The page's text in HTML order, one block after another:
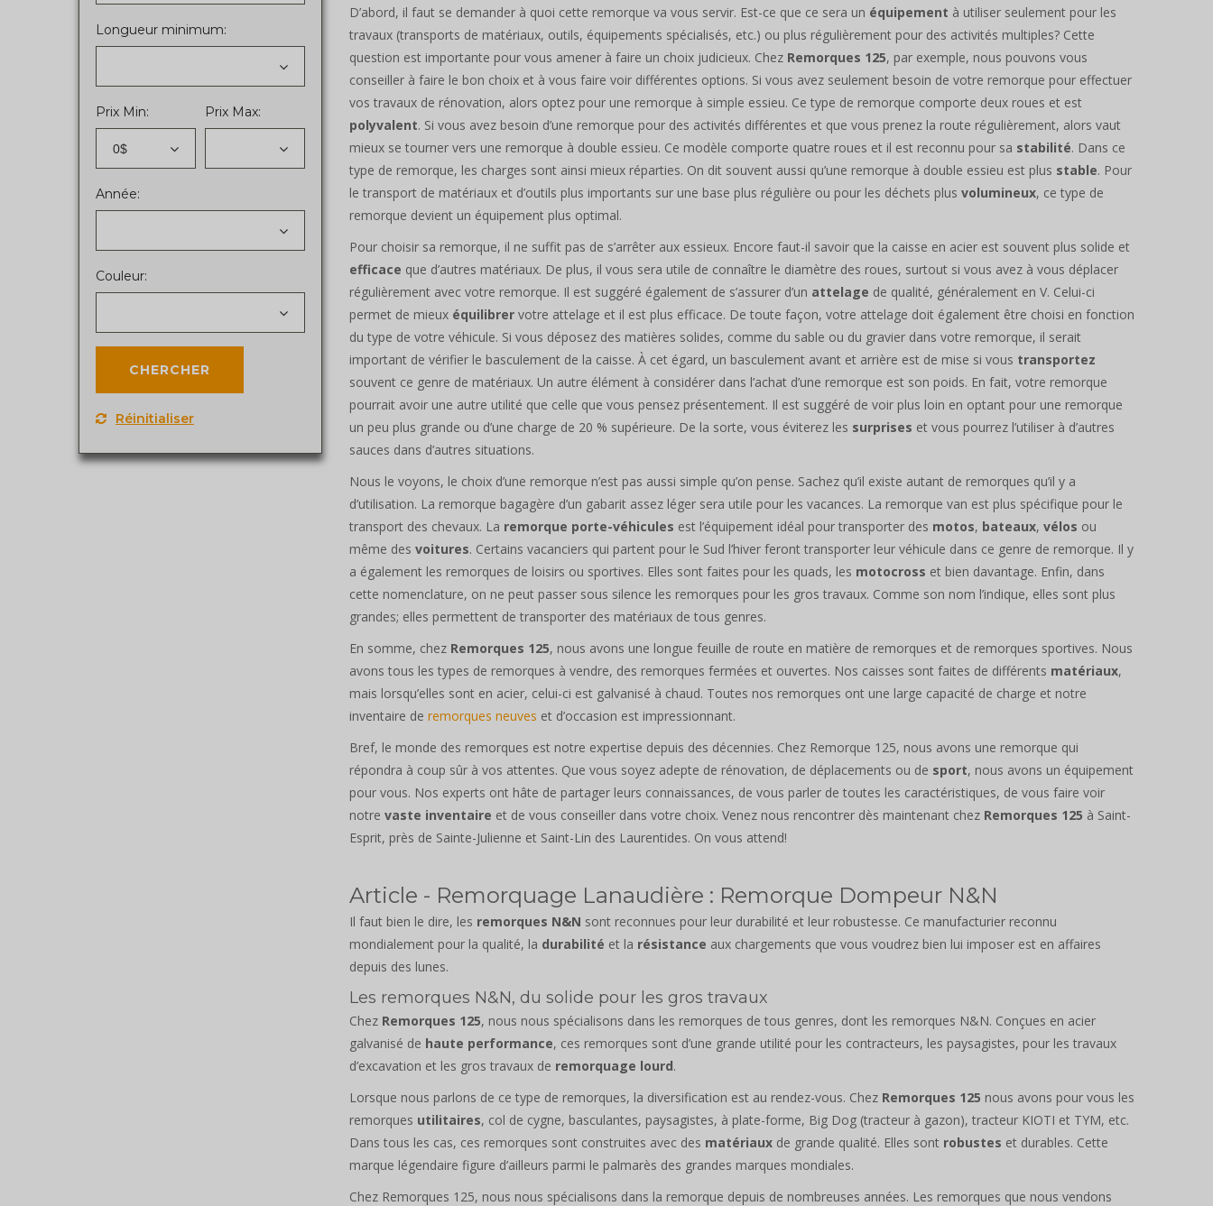
Longueur minimum:
Prix Min:
0$
Prix Max:
Année:
Couleur:
Réinitialiser
D’abord, il faut se demander à quoi cette remorque va vous servir. Est-ce que ce sera un équipement à utiliser seulement pour les
travaux (transports de matériaux, outils, équipements spécialisés, etc.) ou plus régulièrement pour des activités multiples? Cette
question est importante pour vous amener à faire un choix judicieux. Chez Remorques 125, par exemple, nous pouvons vous
conseiller à faire le bon choix et à vous faire voir différentes options. Si vous avez seulement besoin de votre remorque pour effectuer
vos travaux de rénovation, alors optez pour une remorque à simple essieu. Ce type de remorque comporte deux roues et est
polyvalent. Si vous avez besoin d’une remorque pour des activités différentes et que vous prenez la route régulièrement, alors vaut
mieux se tourner vers une remorque à double essieu. Ce modèle comporte quatre roues et il est reconnu pour sa stabilité. Dans ce
type de remorque, les charges sont ainsi mieux réparties. On dit souvent aussi qu’une remorque à double essieu est plus stable. Pour
le transport de matériaux et d’outils plus importants sur une base plus régulière ou pour les déchets plus volumineux, ce type de
remorque devient un équipement plus optimal.
Pour choisir sa remorque, il ne suffit pas de s’arrêter aux essieux. Encore faut-il savoir que la caisse en acier est souvent plus solide et
efficace que d’autres matériaux. De plus, il vous sera utile de connaître le diamètre des roues, surtout si vous avez à vous déplacer
régulièrement avec votre remorque. Il est suggéré également de s’assurer d’un attelage de qualité, généralement en V. Celui-ci
permet de mieux équilibrer votre attelage et il est plus efficace. De toute façon, votre attelage doit également être choisi en fonction
du type de votre véhicule. Si vous déposez des matières solides, comme du sable ou du gravier dans votre remorque, il serait
important de vérifier le basculement de la caisse. À cet égard, un basculement avant et arrière est de mise si vous transportez
souvent ce genre de matériaux. Un autre élément à considérer dans l’achat d’une remorque est son poids. En fait, votre remorque
pourrait avoir une autre utilité que celle que vous pensez présentement. Il est suggéré de voir plus loin en optant pour une remorque
un peu plus grande ou d’une charge de 20 % supérieure. De la sorte, vous éviterez les surprises et vous pourrez l’utiliser à d’autres
sauces dans d’autres situations.
Nous le voyons, le choix d’une remorque n’est pas aussi simple qu’on pense. Sachez qu’il existe autant de remorques qu’il y a
d’utilisation. La remorque bagagère d’un gabarit assez léger sera utile pour les vacances. La remorque van est plus spécifique pour le
transport des chevaux. La remorque porte-véhicules est l’équipement idéal pour transporter des motos, bateaux, vélos ou
même des voitures. Certains vacanciers qui partent pour le Sud l’hiver feront transporter leur véhicule dans ce genre de remorque. Il y
a également les remorques de loisirs ou sportives. Elles sont faites pour les quads, les motocross et bien davantage. Enfin, dans
cette nomenclature, on ne peut passer sous silence les remorques pour les gros travaux. Comme son nom l’indique, elles sont plus
grandes; elles permettent de transporter des matériaux de tous genres.
En somme, chez Remorques 125, nous avons une longue feuille de route en matière de remorques et de remorques sportives. Nous
avons tous les types de remorques à vendre, des remorques fermées et ouvertes. Nos caisses sont faites de différents matériaux,
mais lorsqu’elles sont en acier, celui-ci est galvanisé à chaud. Toutes nos remorques ont une large capacité de charge et notre
inventaire de remorques neuves et d’occasion est impressionnant.
Bref, le monde des remorques est notre expertise depuis des décennies. Chez Remorque 125, nous avons une remorque qui
répondra à coup sûr à vos attentes. Que vous soyez adepte de rénovation, de déplacements ou de sport, nous avons un équipement
pour vous. Nos experts ont hâte de partager leurs connaissances, de vous parler de toutes les caractéristiques, de vous faire voir
notre vaste inventaire et de vous conseiller dans votre choix. Venez nous rencontrer dès maintenant chez Remorques 125 à Saint-
Esprit, près de Sainte-Julienne et Saint-Lin des Laurentides. On vous attend!
Article - Remorquage Lanaudière : Remorque Dompeur N&N
Il faut bien le dire, les remorques N&N sont reconnues pour leur durabilité et leur robustesse. Ce manufacturier reconnu
mondialement pour la qualité, la durabilité et la résistance aux chargements que vous voudrez bien lui imposer est en affaires
depuis des lunes.
Les remorques N&N, du solide pour les gros travaux
Chez Remorques 125, nous nous spécialisons dans les remorques de tous genres, dont les remorques N&N. Conçues en acier
galvanisé de haute performance, ces remorques sont d’une grande utilité pour les contracteurs, les paysagistes, pour les travaux
d’excavation et les gros travaux de remorquage lourd.
Lorsque nous parlons de ce type de remorques, la diversification est au rendez-vous. Chez Remorques 125 nous avons pour vous les
remorques utilitaires, col de cygne, basculantes, paysagistes, à plate-forme, Big Dog (tracteur à gazon), tracteur KIOTI et TYM, etc.
Dans tous les cas, ces remorques sont construites avec des matériaux de grande qualité. Elles sont robustes et durables. Cette
marque légendaire figure d’ailleurs parmi le palmarès des grandes marques mondiales.
Chez Remorques 125, nous nous spécialisons dans la remorque depuis de nombreuses années. Les remorques que nous vendons